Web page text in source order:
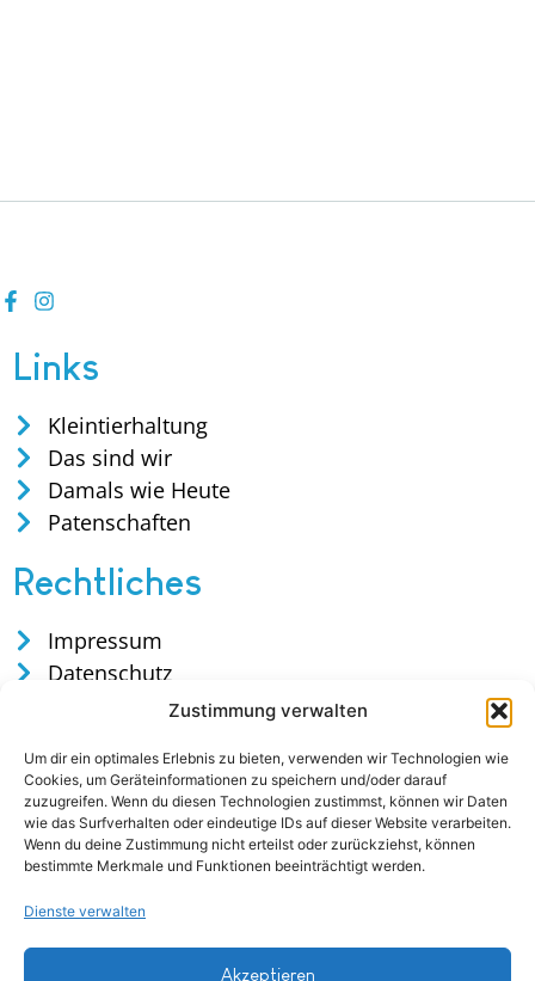
Zustimmung verwalten
Um dir ein optimales Erlebnis zu bieten, verwenden wir Technologien wie
Cookies, um Geräteinformationen zu speichern und/oder darauf
zuzugreifen. Wenn du diesen Technologien zustimmst, können wir Daten
wie das Surfverhalten oder eindeutige IDs auf dieser Website verarbeiten.
Wenn du deine Zustimmung nicht erteilst oder zurückziehst, können
bestimmte Merkmale und Funktionen beeinträchtigt werden.
Dienste verwalten
Akzeptieren
Links
Kleintierhaltung
Das sind wir
Damals wie Heute
Patenschaften
Rechtliches
Impressum
Datenschutz